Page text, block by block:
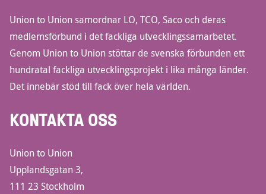
Union to Union samordnar LO, TCO, Saco och deras
medlemsförbund i det fackliga utvecklingssamarbetet.
Genom Union to Union stöttar de svenska förbunden ett
hundratal fackliga utvecklingsprojekt i lika många länder.
Det innebär stöd till fack över hela världen.
KONTAKTA OSS
Union to Union
Upplandsgatan 3,
111 23 Stockholm